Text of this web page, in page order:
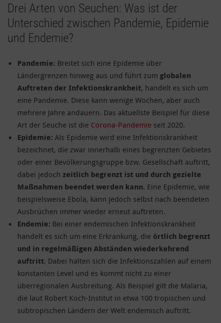
Drei Arten von Seuchen: Was ist der
Unterschied zwischen Pandemie, Epidemie
und Endemie?
Pandemie: Breitet sich eine Epidemie über
Ländergrenzen hinweg aus und führt zum globalen
Auftreten der Infektionskrankheit, handelt es sich um
eine Pandemie. Diese kann wenige Wochen, aber auch
mehrere Jahre andauern. Das aktuellste Beispiel für diese
Art der Seuche ist die Corona-Pandemie seit 2020.
Epidemie: Als Epidemie wird eine Infektionskrankheit
bezeichnet, die zwar innerhalb eines begrenzten Gebietes
oder einer Bevölkerungsgruppe bzw. Gesellschaft auftritt,
dabei jedoch zeitlich begrenzt ist und durch gezielte
Maßnahmen beendet werden kann. Eine Epidemie, wie
beispielsweise Ebola, kann jedoch selbst nach beendeten
Ausbrüchen immer wieder erneut auftreten.
Endemie: Bei einer endemischen Infektionskrankheit
handelt es sich um eine Erkrankung, die örtlich begrenzt
und in regelmäßigen Abständen wiederkehrend
auftritt. Dabei halten sich die Infektionszahlen auf einem
konstanten Level und es kommt nicht zu einer
überregionalen Ausbreitung. Als Beispiel gilt die Malaria,
die laut Robert Koch-Institut in etwa 100 tropischen und
subtropischen Ländern der Welt endemisch auftritt.